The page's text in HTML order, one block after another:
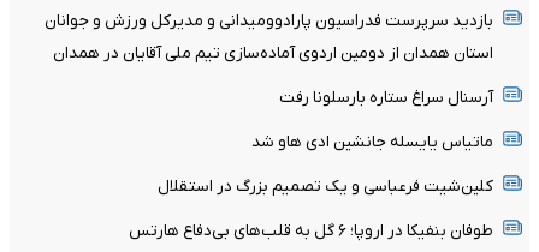
بازدید سرپرست فدراسیون پارادوومیدانی و مدیرکل ورزش و جوانان
استان همدان از دومین اردوی آماده‌سازی تیم ملی آقایان در همدان
آرسنال سراغ ستاره بارسلونا رفت
ماتیاس یایسله جانشین ادی هاو شد
کلین‌شیت فرعباسی و یک تصمیم بزرگ در استقلال
طوفان بنفیکا در اروپا؛ ۶ گل به قلب‌های بی‌دفاع هارتس